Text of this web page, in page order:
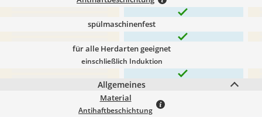
spülmaschinenfest
für alle Herdarten geeignet
einschließlich Induktion
Allgemeines
Material
Antihaftbeschichtung